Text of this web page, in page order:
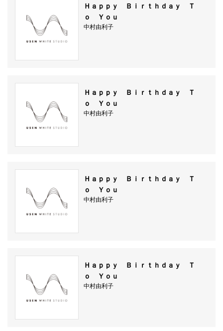
Ｈａｐｐｙ Ｂｉｒｔｈｄａｙ Ｔ
ｏ Ｙｏｕ
中村由利子
Ｈａｐｐｙ Ｂｉｒｔｈｄａｙ Ｔ
ｏ Ｙｏｕ
中村由利子
Ｈａｐｐｙ Ｂｉｒｔｈｄａｙ Ｔ
ｏ Ｙｏｕ
中村由利子
Ｈａｐｐｙ Ｂｉｒｔｈｄａｙ Ｔ
ｏ Ｙｏｕ
中村由利子